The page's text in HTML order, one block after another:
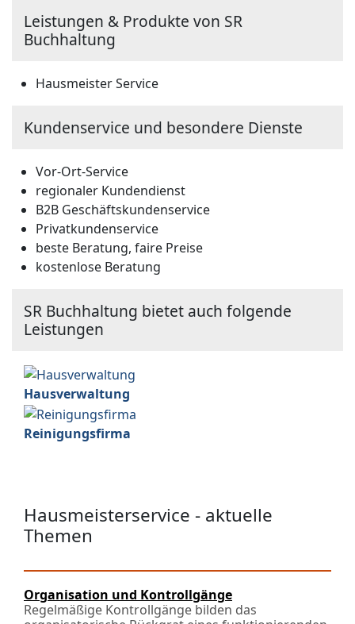
Leistungen & Produkte von SR
Buchhaltung
Hausmeister Service
Kundenservice und besondere Dienste
Vor-Ort-Service
regionaler Kundendienst
B2B Geschäftskundenservice
Privatkundenservice
beste Beratung, faire Preise
kostenlose Beratung
SR Buchhaltung bietet auch folgende
Leistungen
Hausverwaltung
Reinigungsfirma
Hausmeisterservice - aktuelle
Themen
Organisation und Kontrollgänge
Regelmäßige Kontrollgänge bilden das